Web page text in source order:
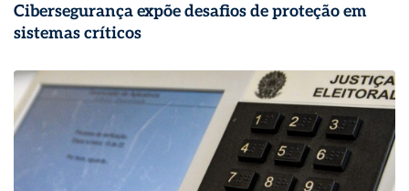
Cibersegurança expõe desafios de proteção em
sistemas críticos